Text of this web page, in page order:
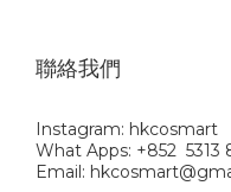
聯絡我們
Instagram: hkcosmart
What Apps: +852 5313
Email: